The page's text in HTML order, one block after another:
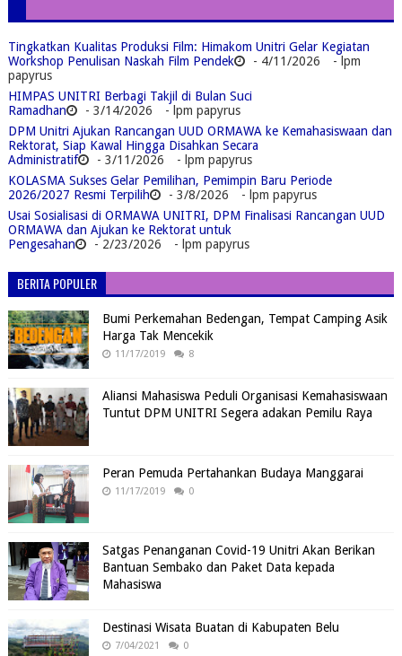
Tingkatkan Kualitas Produksi Film: Himakom Unitri Gelar Kegiatan
Workshop Penulisan Naskah Film Pendek
- 4/11/2026
- lpm
papyrus
HIMPAS UNITRI Berbagi Takjil di Bulan Suci
Ramadhan
- 3/14/2026
- lpm papyrus
DPM Unitri Ajukan Rancangan UUD ORMAWA ke Kemahasiswaan dan
Rektorat, Siap Kawal Hingga Disahkan Secara
Administratif
- 3/11/2026
- lpm papyrus
KOLASMA Sukses Gelar Pemilihan, Pemimpin Baru Periode
2026/2027 Resmi Terpilih
- 3/8/2026
- lpm papyrus
Usai Sosialisasi di ORMAWA UNITRI, DPM Finalisasi Rancangan UUD
ORMAWA dan Ajukan ke Rektorat untuk
Pengesahan
- 2/23/2026 - lpm papyrus
BERITA POPULER
Bumi Perkemahan Bedengan, Tempat Camping Asik
Harga Tak Mencekik
11/17/2019 8
Aliansi Mahasiswa Peduli Organisasi Kemahasiswaan
Tuntut DPM UNITRI Segera adakan Pemilu Raya
Peran Pemuda Pertahankan Budaya Manggarai
11/17/2019 0
Satgas Penanganan Covid-19 Unitri Akan Berikan
Bantuan Sembako dan Paket Data kepada
Mahasiswa
Destinasi Wisata Buatan di Kabupaten Belu
7/04/2021 0